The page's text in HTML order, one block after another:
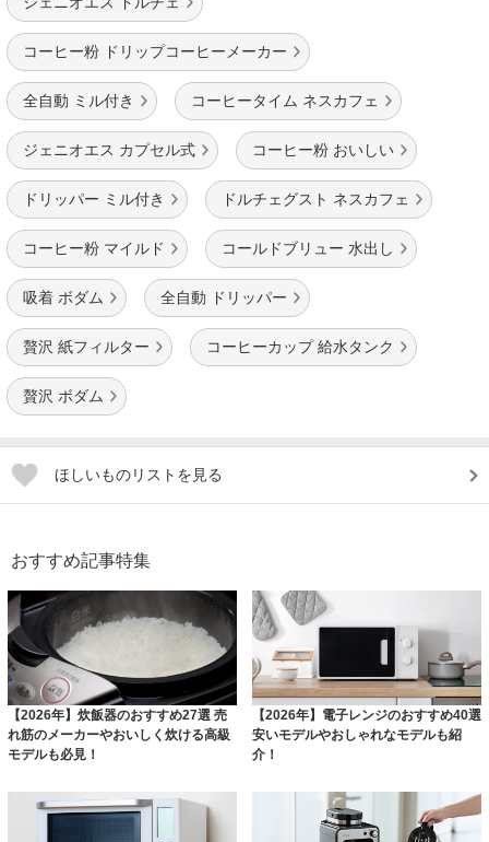
コーヒー粉 ドリップコーヒーメーカー
全自動 ミル付き コーヒータイム ネスカフェ
ジェニオエス カプセル式 コーヒー粉 おいしい
ドリッパー ミル付き ドルチェグスト ネスカフェ
コーヒー粉 マイルド コールドブリュー 水出し
吸着 ボダム 全自動 ドリッパー
贅沢 紙フィルター コーヒーカップ 給水タンク
贅沢 ボダム
ほしいものリストを見る
おすすめ記事特集
【2026年】炊飯器のおすすめ27選 売
れ筋のメーカーやおいしく炊ける高級
モデルも必見！
【2026年】電子レンジのおすすめ40選
安いモデルやおしゃれなモデルも紹
介！